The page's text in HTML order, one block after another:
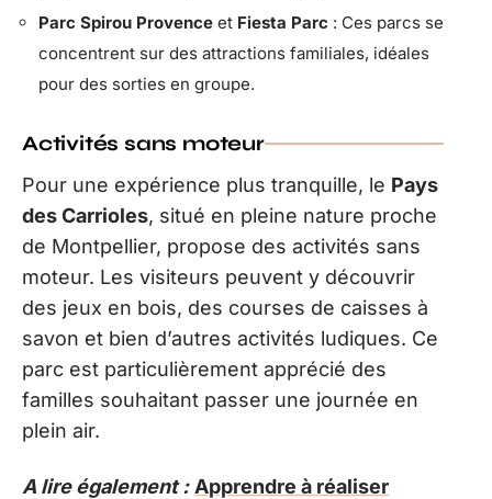
Parc Spirou Provence et Fiesta Parc : Ces parcs se
concentrent sur des attractions familiales, idéales
pour des sorties en groupe.
Activités sans moteur
Pour une expérience plus tranquille, le Pays
des Carrioles, situé en pleine nature proche
de Montpellier, propose des activités sans
moteur. Les visiteurs peuvent y découvrir
des jeux en bois, des courses de caisses à
savon et bien d’autres activités ludiques. Ce
parc est particulièrement apprécié des
familles souhaitant passer une journée en
plein air.
A lire également : Apprendre à réaliser